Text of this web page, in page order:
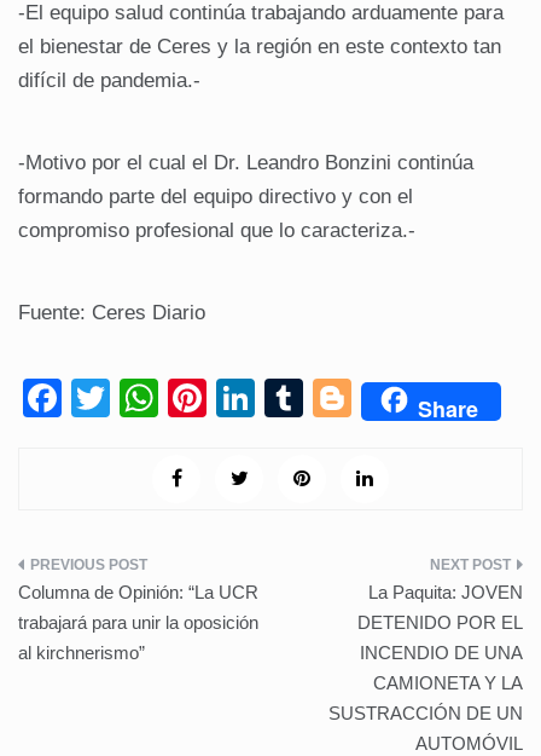
-El equipo salud continúa trabajando arduamente para
el bienestar de Ceres y la región en este contexto tan
difícil de pandemia.-
-Motivo por el cual el Dr. Leandro Bonzini continúa
formando parte del equipo directivo y con el
compromiso profesional que lo caracteriza.-
Fuente: Ceres Diario
F
b
o
o
k
T
W
at
p
p
Pi
er
Li
n
T
m
Bl
g
Share
Navegación
de
entradas
Columna de Opinión: “La UCR
trabajará para unir la oposición
al kirchnerismo”
La Paquita: JOVEN
DETENIDO POR EL
INCENDIO DE UNA
CAMIONETA Y LA
SUSTRACCIÓN DE UN
AUTOMÓVIL